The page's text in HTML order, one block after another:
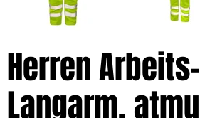
Herren
Langarm,